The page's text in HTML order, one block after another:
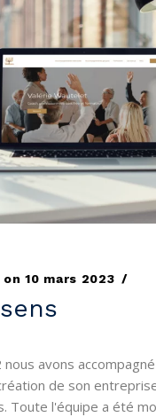
on 10 mars 2023
nous avons
de son
Toute l'équipe a été